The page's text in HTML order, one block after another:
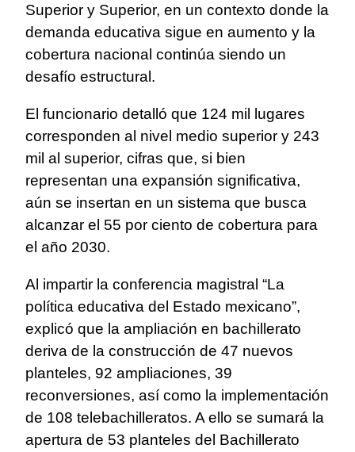
Superior y Superior, en un contexto donde la
demanda educativa sigue en aumento y la
cobertura nacional continúa siendo un
desafío estructural.
El funcionario detalló que 124 mil lugares
corresponden al nivel medio superior y 243
mil al superior, cifras que, si bien
representan una expansión significativa,
aún se insertan en un sistema que busca
alcanzar el 55 por ciento de cobertura para
el año 2030.
Al impartir la conferencia magistral “La
política educativa del Estado mexicano”,
explicó que la ampliación en bachillerato
deriva de la construcción de 47 nuevos
planteles, 92 ampliaciones, 39
reconversiones, así como la implementación
de 108 telebachilleratos. A ello se sumará la
apertura de 53 planteles del Bachillerato